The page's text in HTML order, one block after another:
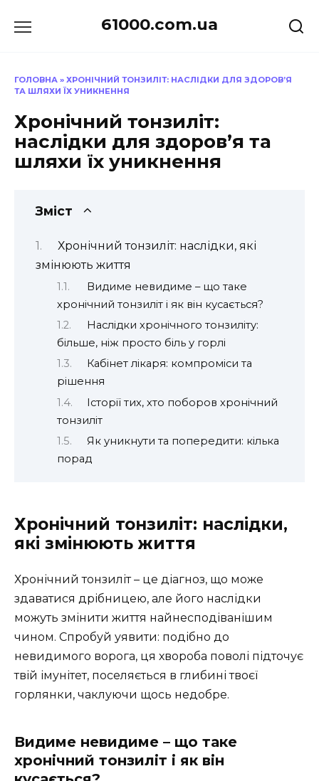
до
61000.com.ua
ГОЛОВНА » ХРОНІЧНИЙ ТОНЗИЛІТ: НАСЛІДКИ ДЛЯ ЗДОРОВ’Я
ТА ШЛЯХИ ЇХ УНИКНЕННЯ
Хронічний тонзиліт:
наслідки для здоров’я та
шляхи їх уникнення
Зміст
Хронічний тонзиліт: наслідки, які
змінюють життя
Видиме невидиме – що таке
хронічний тонзиліт і як він кусається?
Наслідки хронічного тонзиліту:
більше, ніж просто біль у горлі
Кабінет лікаря: компроміси та
рішення
Історії тих, хто поборов хронічний
тонзиліт
Як уникнути та попередити: кілька
порад
Хронічний тонзиліт: наслідки,
які змінюють життя
Хронічний тонзиліт – це діагноз, що може
здаватися дрібницею, але його наслідки
можуть змінити життя найнесподіванішим
чином. Спробуй уявити: подібно до
невидимого ворога, ця хвороба поволі підточує
твій імунітет, поселяється в глибині твоєї
горлянки, чаклуючи щось недобре.
Видиме невидиме – що таке
хронічний тонзиліт і як він